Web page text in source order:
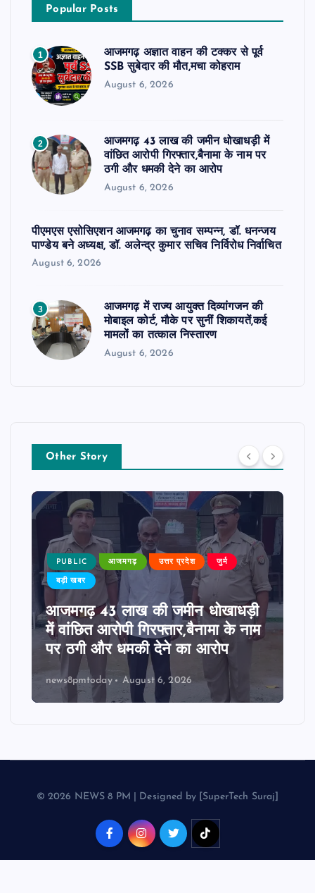
Popular Posts
1
आजमगढ़ अज्ञात वाहन की टक्कर से पूर्व
SSB सुबेदार की मौत,मचा कोहराम
August 6, 2026
2
आजमगढ़ 43 लाख की जमीन धोखाधड़ी में
वांछित आरोपी गिरफ्तार,बैनामा के नाम पर
ठगी और धमकी देने का आरोप
August 6, 2026
पीएमएस एसोसिएशन आजमगढ़ का चुनाव सम्पन्न, डॉ. धनन्जय
पाण्डेय बने अध्यक्ष, डॉ. अलेन्द्र कुमार सचिव निर्विरोध निर्वाचित
August 6, 2026
3
आजमगढ़ में राज्य आयुक्त दिव्यांगजन की
मोबाइल कोर्ट, मौके पर सुनीं शिकायतें,कई
मामलों का तत्काल निस्तारण
August 6, 2026
Other Story
PUBLIC आजमगढ़ उत्तर प्रदेश जुर्म
बड़ी खबर
आजमगढ़ 43 लाख की जमीन धोखाधड़ी
में वांछित आरोपी गिरफ्तार,बैनामा के नाम
पर ठगी और धमकी देने का आरोप
news8pmtoday August 6, 2026
© 2026 NEWS 8 PM | Designed by [SuperTech Suraj]